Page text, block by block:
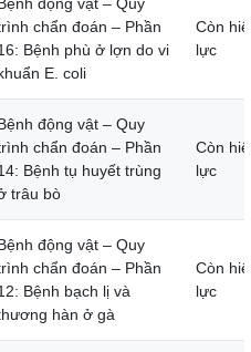
chẩn đoán – Phần
Bệnh phù ở lợn do vi
E. coli
Còn
lực
động vật – Quy
chẩn đoán – Phần
Bệnh tụ huyết trùng
trâu bò
Còn
lực
động vật – Quy
chẩn đoán – Phần
Bệnh bạch lị và
hàn ở gà
Còn
lực